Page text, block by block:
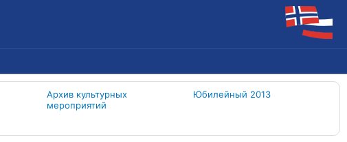
Архив культурных
мероприятий
Юбилейный 2013